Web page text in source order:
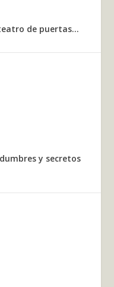
de puertas...
y secretos